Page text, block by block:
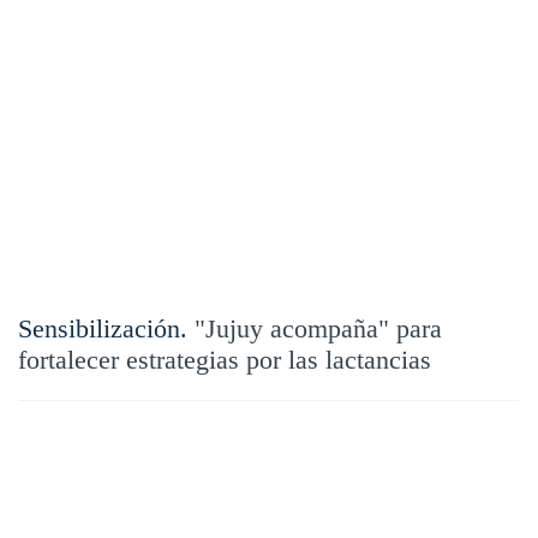
Sensibilización. "Jujuy acompaña" para
fortalecer estrategias por las lactancias